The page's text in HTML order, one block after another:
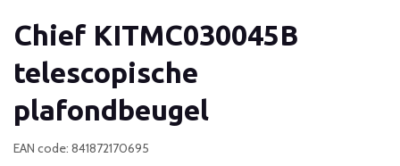
Chief KITMC030045B
telescopische
plafondbeugel
EAN code: 841872170695